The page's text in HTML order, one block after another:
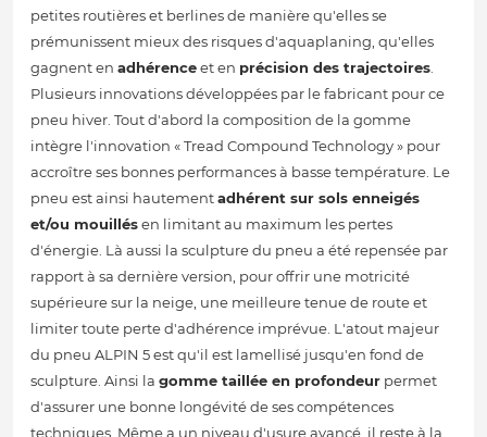
petites routières et berlines de manière qu'elles se
prémunissent mieux des risques d'aquaplaning, qu'elles
gagnent en adhérenceet en précision des trajectoires.
Plusieurs innovations développées par le fabricant pour ce
pneu hiver. Tout d'abord la composition de la gomme
intègre l'innovation « Tread Compound Technology » pour
accroître ses bonnes performances à basse température. Le
pneu est ainsi hautementadhérent sur sols enneigés
et/ou mouillésen limitant au maximum les pertes
d'énergie. Là aussi la sculpture du pneu a été repensée par
rapport à sa dernière version, pour offrir une motricité
supérieure sur la neige, une meilleure tenue de route et
limiter toute perte d'adhérence imprévue. L'atout majeur
du pneu ALPIN 5 est qu'il est lamellisé jusqu'en fond de
sculpture. Ainsi la gomme taillée en profondeur permet
d'assurer une bonne longévité de ses compétences
techniques. Même a un niveau d'usure avancé, il reste à la